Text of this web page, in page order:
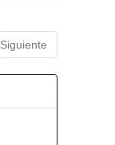
Siguiente